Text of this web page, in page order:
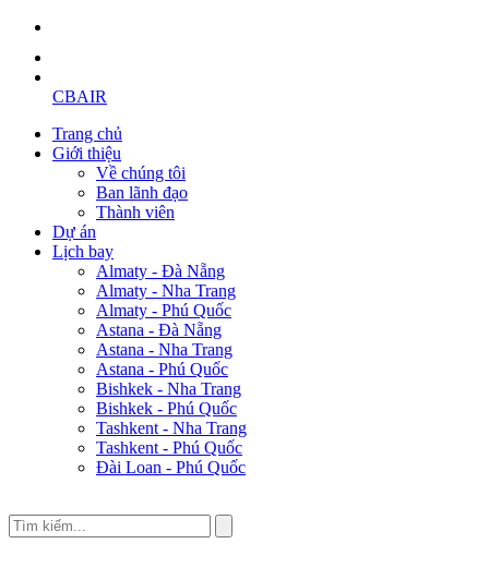
CBAIR
Trang chủ
Giới thiệu
Về chúng tôi
Ban lãnh đạo
Thành viên
Dự án
Lịch bay
Almaty - Đà Nẵng
Almaty - Nha Trang
Almaty - Phú Quốc
Astana - Đà Nẵng
Astana - Nha Trang
Astana - Phú Quốc
Bishkek - Nha Trang
Bishkek - Phú Quốc
Tashkent - Nha Trang
Tashkent - Phú Quốc
Đài Loan - Phú Quốc